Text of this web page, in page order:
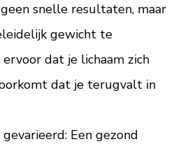
snelle resultaten, maar
gewicht te
dat je lichaam zich
dat je terugvalt in
Een gezond